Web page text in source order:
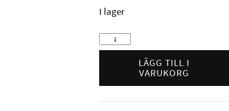
I lager
Lilly
Nails
100
ml
LÄGG TILL I
VARUKORG